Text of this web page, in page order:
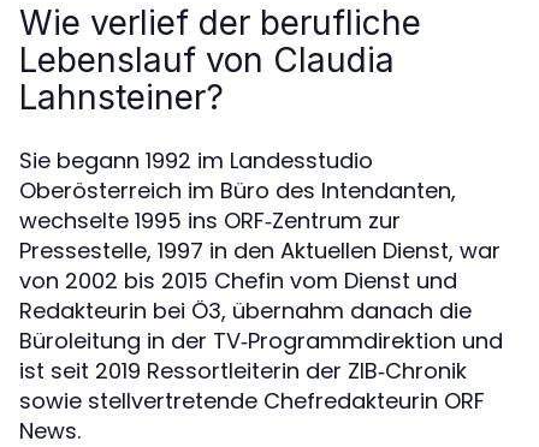
Wie verlief der berufliche
Lebenslauf von Claudia
Lahnsteiner?
Sie begann 1992 im Landesstudio
Oberösterreich im Büro des Intendanten,
wechselte 1995 ins ORF‑Zentrum zur
Pressestelle, 1997 in den Aktuellen Dienst, war
von 2002 bis 2015 Chefin vom Dienst und
Redakteurin bei Ö3, übernahm danach die
Büroleitung in der TV‑Programmdirektion und
ist seit 2019 Ressortleiterin der ZIB‑Chronik
sowie stellvertretende Chefredakteurin ORF
News.